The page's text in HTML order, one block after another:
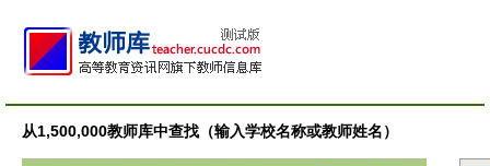
从1,500,000教师库中查找（输入学校名称或教师姓名）